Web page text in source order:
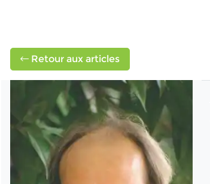
Retour aux articles